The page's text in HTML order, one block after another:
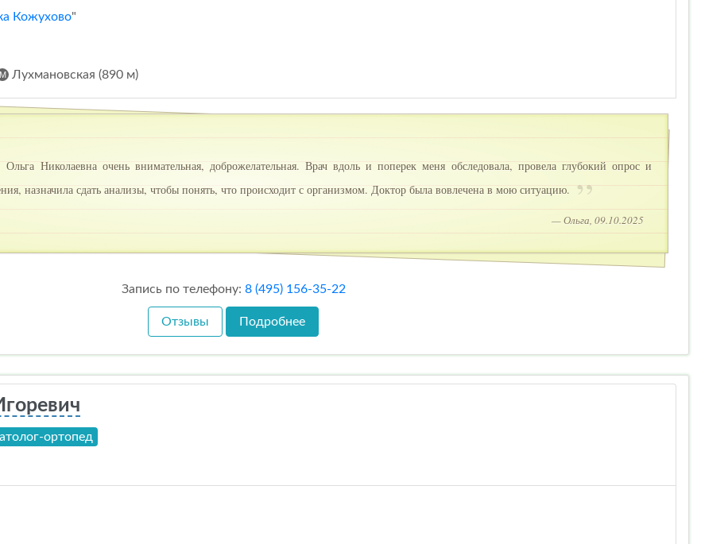
Кожухово"
Лухмановская (890 м)
Николаевна очень внимательная, доброжелательная. Врач вдоль и поперек меня обследовала, провела глубокий опрос и
назначила сдать анализы, чтобы понять, что происходит с организмом. Доктор была вовлечена в мою ситуацию.
— Ольга, 09.10.2025
Запись по телефону: 8 (495) 156-35-22
Отзывы Подробнее
ортопед